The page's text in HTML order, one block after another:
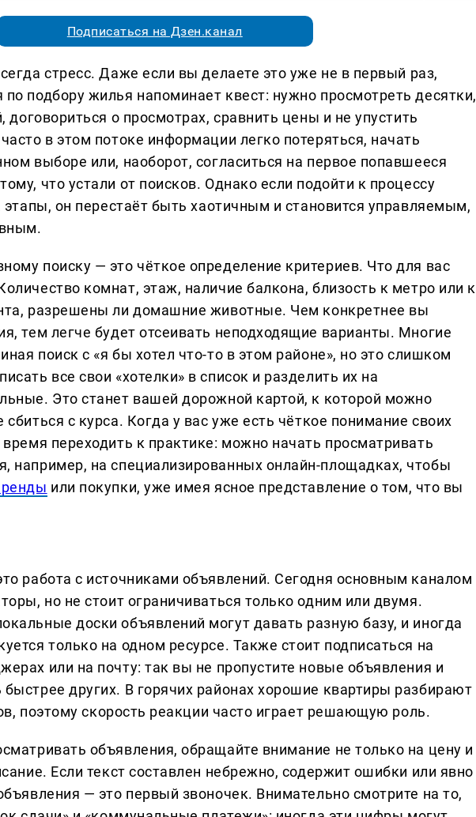
Подписаться на Дзен.канал
стресс. Даже если вы делаете это уже не в первый раз,
подбору жилья напоминает квест: нужно просмотреть десятки,
договориться о просмотрах, сравнить цены и не упустить
в этом потоке информации легко потеряться, начать
выборе или, наоборот, согласиться на первое попавшееся
что устали от поисков. Однако если подойти к процессу
этапы, он перестаёт быть хаотичным и становится управляемым,
поиску — это чёткое определение критериев. Что для вас
комнат, этаж, наличие балкона, близость к метро или к
разрешены ли домашние животные. Чем конкретнее вы
тем легче будет отсеивать неподходящие варианты. Многие
поиск с «я бы хотел что-то в этом районе», но это слишком
все свои «хотелки» в список и разделить их на
Это станет вашей дорожной картой, к которой можно
с курса. Когда у вас уже есть чёткое понимание своих
время переходить к практике: можно начать просматривать
например, на специализированных онлайн-площадках, чтобы
или покупки, уже имея ясное представление о том, что вы
работа с источниками объявлений. Сегодня основным каналом
но не стоит ограничиваться только одним или двумя.
доски объявлений могут давать разную базу, и иногда
только на одном ресурсе. Также стоит подписаться на
или на почту: так вы не пропустите новые объявления и
других. В горячих районах хорошие квартиры разбирают
поэтому скорость реакции часто играет решающую роль.
объявления, обращайте внимание не только на цену и
Если текст составлен небрежно, содержит ошибки или явно
— это первый звоночек. Внимательно смотрите на то,